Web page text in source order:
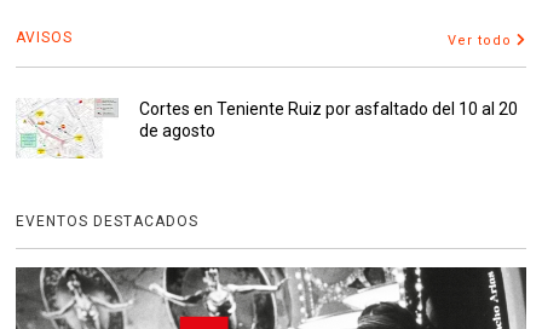
AVISOS Ver todo
Cortes en Teniente Ruiz por asfaltado del 10 al 20
de agosto
EVENTOS DESTACADOS